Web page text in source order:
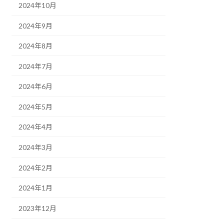
2024年10月
2024年9月
2024年8月
2024年7月
2024年6月
2024年5月
2024年4月
2024年3月
2024年2月
2024年1月
2023年12月